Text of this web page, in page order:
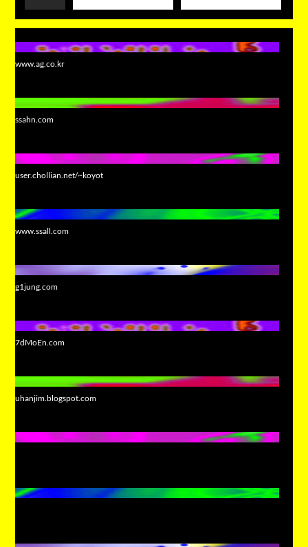
www.ag.co.kr
ssahn.com
user.chollian.net/~koyot
www.ssall.com
g1jung.com
7dMoEn.com
uhanjim.blogspot.com